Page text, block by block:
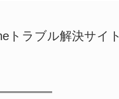
トラブル解決サイト